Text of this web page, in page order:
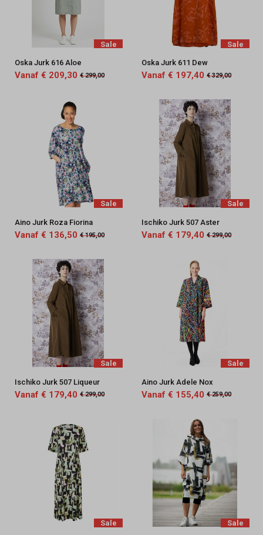
Sale
Oska Jurk 616 Aloe
Vanaf € 209,30 € 299,00
Sale
Oska Jurk 611 Dew
Vanaf € 197,40 € 329,00
Sale
Aino Jurk Roza Fiorina
Vanaf € 136,50 € 195,00
Sale
Ischiko Jurk 507 Aster
Vanaf € 179,40 € 299,00
Sale
Ischiko Jurk 507 Liqueur
Vanaf € 179,40 € 299,00
Sale
Aino Jurk Adele Nox
Vanaf € 155,40 € 259,00
Sale
Sale